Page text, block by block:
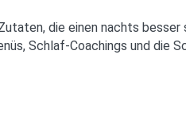
die einen nachts
Schlaf-Coachings und die